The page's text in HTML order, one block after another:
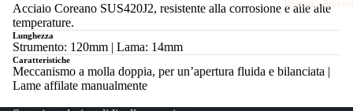
Diventa
Acciaio Coreano SUS420J2, resistente alla corrosione e alle alte
temperature.
Lunghezza
Strumento: 120mm | Lama: 14mm
Caratteristiche
Meccanismo a molla doppia, per un’apertura fluida e bilanciata |
Lame affilate manualmente